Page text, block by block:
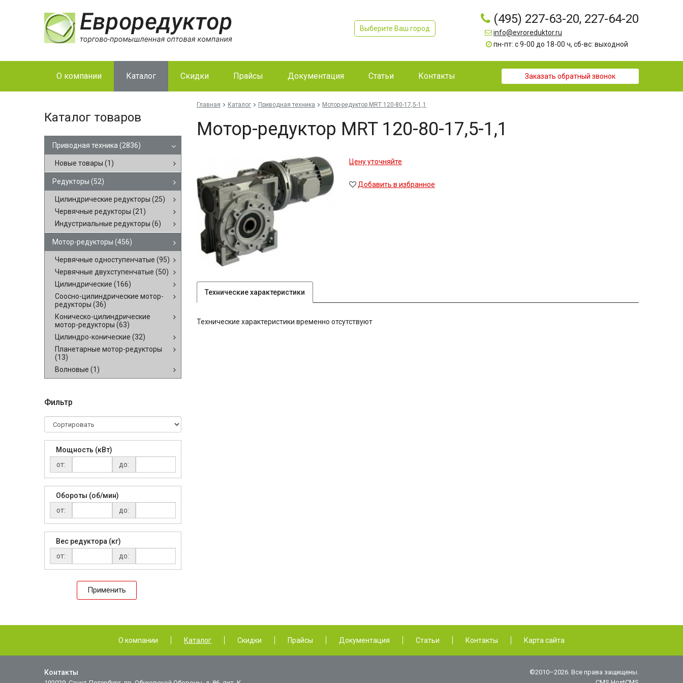
Выберите Ваш город
(495) 227-63-20, 227-64-20
info@evroreduktor.ru
пн-пт: с 9-00 до 18-00 ч, сб-вс: выходной
О компании Каталог Скидки Прайсы Документация Статьи Контакты Заказать обратный звонок
Каталог товаров
Приводная техника (2836)
Новые товары (1)
Редукторы (52)
Цилиндрические редукторы (25)
Червячные редукторы (21)
Индустриальные редукторы (6)
Мотор-редукторы (456)
Червячные одноступенчатые (95)
Червячные двухступенчатые (50)
Цилиндрические (166)
Соосно-цилиндрические мотор-
редукторы (36)
Коническо-цилиндрические
мотор-редукторы (63)
Цилиндро-конические (32)
Планетарные мотор-редукторы
(13)
Волновые (1)
Фильтр
Мощность (кВт)
от:
до:
Обороты (об/мин)
от:
до:
Вес редуктора (кг)
от:
до:
Применить
Главная Каталог Приводная техника Мо­тор-ре­дук­тор MRT 120-80-17,5-1,1
Мо­тор-ре­дук­тор MRT 120-80-17,5-1,1
Цену уточняйте
Добавить в избранное
Технические характеристики
Технические характеристики временно отсутствуют
О компании Каталог Скидки Прайсы Документация Статьи Контакты Карта сайта
Контакты
©2010–2026. Все права защищены.